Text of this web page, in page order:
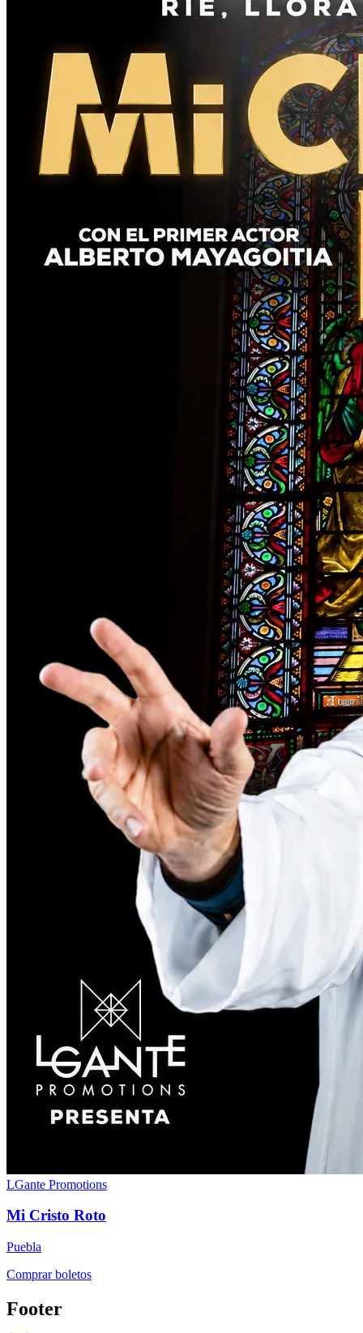
LGante Promotions
Mi Cristo Roto
Puebla
Comprar boletos
Footer